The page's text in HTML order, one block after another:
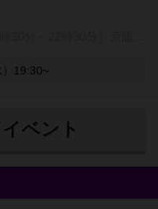
19:30~
ベント